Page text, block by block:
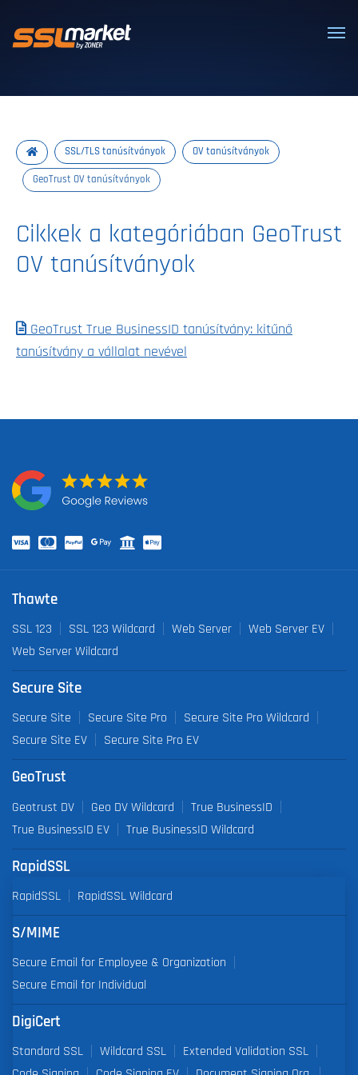
Megbízható SSL/TLS tanúsítványok
SSL/TLS tanúsítványok OV tanúsítványok
GeoTrust OV tanúsítványok
Cikkek a kategóriában GeoTrust
OV tanúsítványok
GeoTrust True BusinessID tanúsítvány: kitűnő
tanúsítvány a vállalat nevével
Thawte
SSL 123 SSL 123 Wildcard Web Server
Web Server EV
Web Server Wildcard
Secure Site
Secure Site Secure Site Pro
Secure Site Pro Wildcard
Secure Site EV
Secure Site Pro EV
GeoTrust
Geotrust DV Geo DV Wildcard
True BusinessID
True BusinessID EV
True BusinessID Wildcard
RapidSSL
RapidSSL RapidSSL Wildcard
S/MIME
Secure Email for Employee & Organization
Secure Email for Individual
DigiCert
Standard SSL Wildcard SSL
Extended Validation SSL